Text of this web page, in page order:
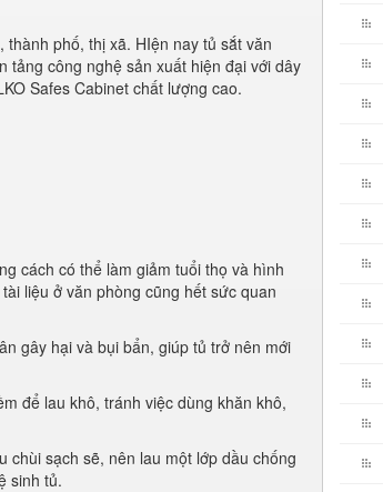
phố, thị xã. HIện nay tủ sắt văn
tảng công nghệ sản xuất hiện đại với dây
Safes Cabinet chất lượng cao.
cách có thể làm giảm tuổi thọ và hình
liệu ở văn phòng cũng hết sức quan
gây hại và bụi bẩn, giúp tủ trở nên mới
để lau khô, tránh việc dùng khăn khô,
chùi sạch sẽ, nên lau một lớp dầu chống
sinh tủ.